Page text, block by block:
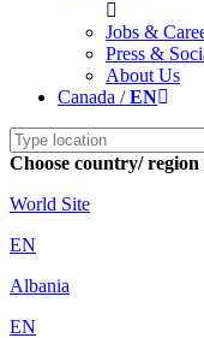
Jobs &
Press &
About Us
Canada /EN
Choose country/ region
World Site
EN
Albania
EN